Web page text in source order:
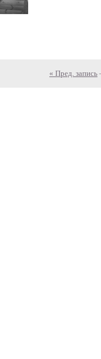
« Пред. запись